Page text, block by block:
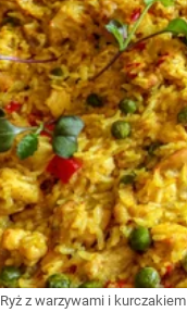
Ryż z warzywami i kurczakiem